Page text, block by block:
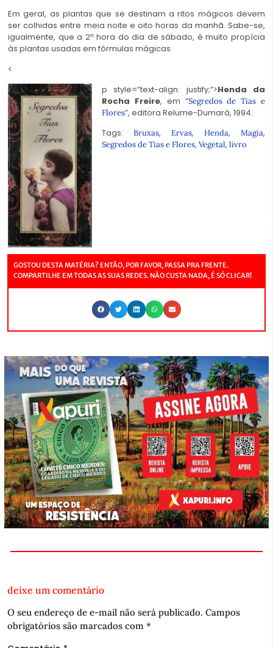
Em geral, as plantas que se destinam a ritos mágicos devem
ser colhidas entre meia noite e oito horas da manhã. Sabe-se,
igualmente, que a 2ª hora do dia de sábado, é muito propícia
às plantas usadas em fórmulas mágicas.
<
p style=”text-align: justify;”>Henda da
Rocha Freire, em “Segredos de Tias e
Flores”, editora Relume-Dumará, 1994.
Tags: Bruxas, Ervas, Henda, Magia,
Segredos de Tias e Flores, Vegetal, livro
GOSTOU DESTA MATÉRIA? ENTÃO, POR FAVOR, PASSA PRA FRENTE.
COMPARTILHE EM TODAS AS SUAS REDES. NÃO CUSTA NADA, É SÓ CLICAR!
deixe um comentário
O seu endereço de e-mail não será publicado. Campos
obrigatórios são marcados com *